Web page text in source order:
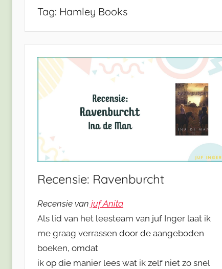
Tag: Hamley Books
Recensie: Ravenburcht
Recensie van juf Anita
Als lid van het leesteam van juf Inger laat ik
me graag verrassen door de aangeboden
boeken, omdat
ik op die manier lees wat ik zelf niet zo snel